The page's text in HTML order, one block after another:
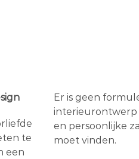
te
een
Er is geen
interieurontwerp
en persoonlijke
moet vinden.